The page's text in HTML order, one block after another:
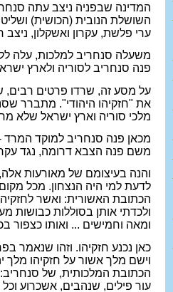
המדינה שבפניה ניצב עתה
השושלת הנובית (הכושית)
ערי פלשת, עקרון ואשקלון,
פנה סנחריב לסוריה ולארץ
על מסע זה, שרדו פרטים רבים,
את "חזקיהו היהודי". מתברר
מלכי סוריה וארץ ישראל שלא
מכאן פנה סנחריב למוקד המרד -
משם פנה הצבא דרומה, נגד
והנה בעיצומם של מאורעות
לדעת למי היה הנצחון. מכל
ולכדתי אותן בסוללות
ומאה וחמישים ... ואותו כצפור
וישם מלך אשור על חזקיהו
עור פילים, שנהבים, אשכרוע וכל